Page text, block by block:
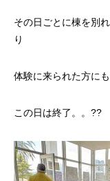
その日ごとに棟を別
り
体験に来られた方に
この日は終了。。??